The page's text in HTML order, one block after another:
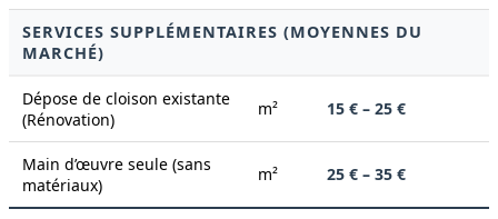
SERVICES SUPPLÉMENTAIRES (MOYENNES DU
MARCHÉ)
Dépose de cloison existante
(Rénovation)
m² 15 € – 25 €
Main d’œuvre seule (sans
matériaux)
m² 25 € – 35 €